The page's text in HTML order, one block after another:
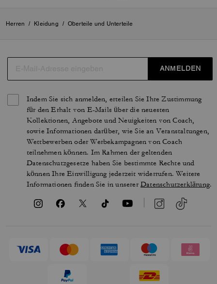
Herren / Kleidung / Oberteile und Unterteile
ANMELDEN
Indem Sie sich anmelden, erteilen Sie Ihre Zustimmung
für den Erhalt von E-Mails über die neuesten
Kollektionen, Angebote und Neuigkeiten von Coach,
sowie Informationen darüber, wie Sie an Veranstaltungen,
Wettbewerben oder Werbekampagnen von Coach
teilnehmen können. Im Rahmen der geltenden
Datenschutzgesetze haben Sie bestimmte Rechte und
können Ihre Einwilligung jederzeit widerrufen. Weitere
Informationen finden Sie in unsererDatenschutzerklärung.